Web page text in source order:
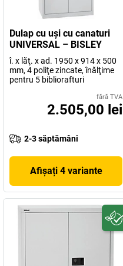
Dulap cu uşi cu canaturi
UNIVERSAL – BISLEY
î. x lăţ. x ad. 1950 x 914 x 500
mm, 4 poliţe zincate, înălţime
pentru 5 bibliorafturi
fără TVA
2.505,00 lei
2-3 săptămâni
Afișați 4 variante